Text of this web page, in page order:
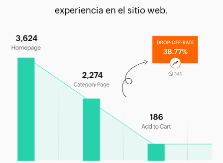
experiencia en el sitio web.